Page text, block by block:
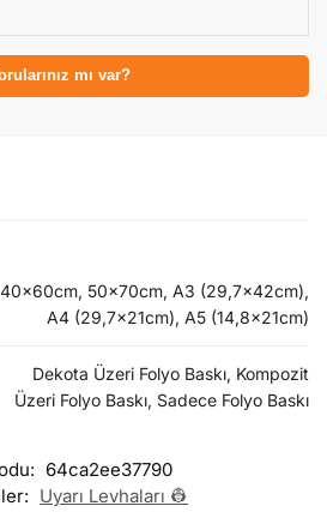
mı var?
40x60cm, 50x70cm, A3 (29,7x42cm),
A4 (29,7x21cm), A5 (14,8x21cm)
Dekota Üzeri Folyo Baskı, Kompozit
Üzeri Folyo Baskı, Sadece Folyo Baskı
64ca2ee37790
Uyarı Levhaları 👷